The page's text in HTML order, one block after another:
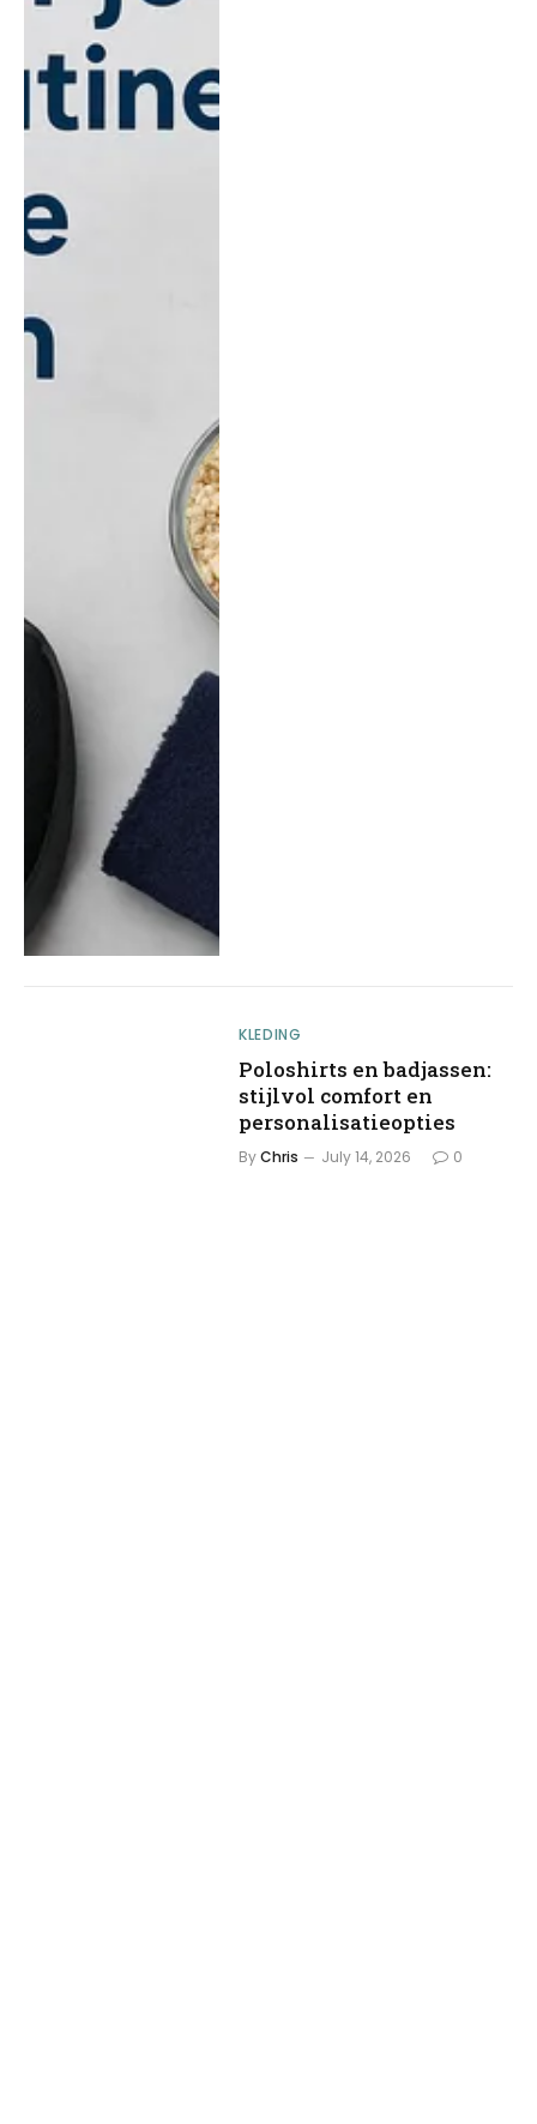
KLEDING
Poloshirts en badjassen:
stijlvol comfort en
personalisatieopties
ByChris July 14, 2026 0